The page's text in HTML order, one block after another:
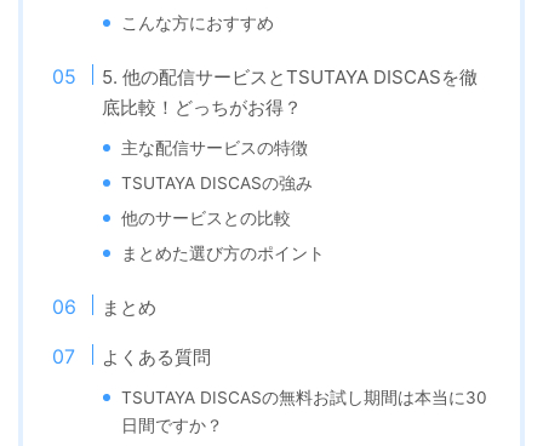
こんな方におすすめ
5. 他の配信サービスとTSUTAYA DISCASを徹
底比較！どっちがお得？
主な配信サービスの特徴
TSUTAYA DISCASの強み
他のサービスとの比較
まとめた選び方のポイント
まとめ
よくある質問
TSUTAYA DISCASの無料お試し期間は本当に30
日間ですか？